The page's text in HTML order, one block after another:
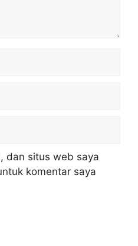
dan situs web saya
komentar saya